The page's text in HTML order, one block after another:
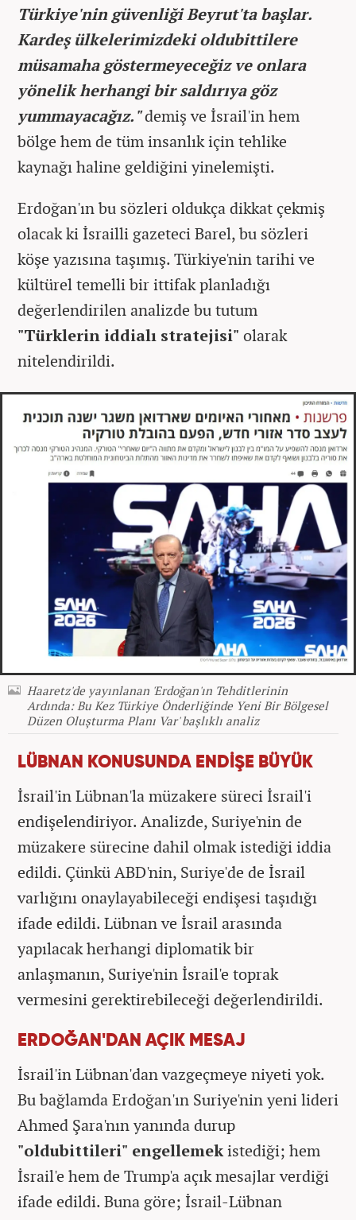
Türkiye'nin güvenliği Beyrut'ta başlar.
Kardeş ülkelerimizdeki oldubittilere
müsamaha göstermeyeceğiz ve onlara
yönelik herhangi bir saldırıya göz
yummayacağız."demiş ve İsrail'in hem
bölge hem de tüm insanlık için tehlike
kaynağı haline geldiğini yinelemişti.
Erdoğan'ın bu sözleri oldukça dikkat çekmiş
olacak ki İsrailli gazeteci Barel, bu sözleri
köşe yazısına taşımış. Türkiye'nin tarihi ve
kültürel temelli bir ittifak planladığı
değerlendirilen analizde bu tutum
"Türklerin iddialı stratejisi" olarak
nitelendirildi.
Haaretz'de yayınlanan 'Erdoğan'ın Tehditlerinin
Ardında: Bu Kez Türkiye Önderliğinde Yeni Bir Bölgesel
Düzen Oluşturma Planı Var' başlıklı analiz
LÜBNAN KONUSUNDA ENDİŞE BÜYÜK
İsrail'in Lübnan'la müzakere süreci İsrail'i
endişelendiriyor. Analizde, Suriye'nin de
müzakere sürecine dahil olmak istediği iddia
edildi. Çünkü ABD'nin, Suriye'de de İsrail
varlığını onaylayabileceği endişesi taşıdığı
ifade edildi. Lübnan ve İsrail arasında
yapılacak herhangi diplomatik bir
anlaşmanın, Suriye'nin İsrail'e toprak
vermesini gerektirebileceği değerlendirildi.
ERDOĞAN'DAN AÇIK MESAJ
İsrail'in Lübnan'dan vazgeçmeye niyeti yok.
Bu bağlamda Erdoğan'ın Suriye'nin yeni lideri
Ahmed Şara'nın yanında durup
"oldubittileri" engellemekistediği; hem
İsrail'e hem de Trump'a açık mesajlar verdiği
ifade edildi. Buna göre; İsrail-Lübnan